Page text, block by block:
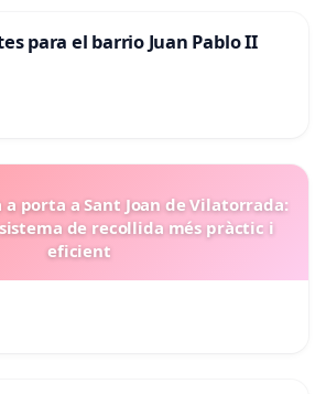
para el barrio Juan Pablo II
porta a Sant Joan de Vilatorrada:
de recollida més pràctic i
eficient